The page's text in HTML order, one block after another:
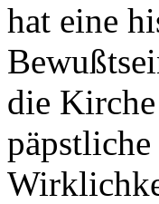
hat eine
die